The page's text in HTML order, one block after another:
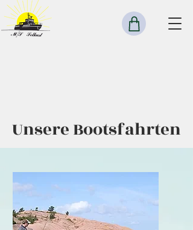
Unsere Bootsfahrten